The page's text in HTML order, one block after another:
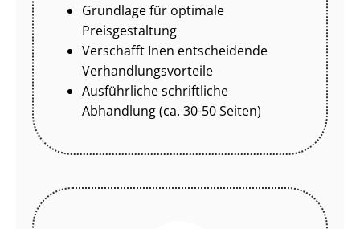
Grundlage für optimale
Preisgestaltung
Verschafft Inen entscheidende
Ver­hand­lungs­vor­tei­le
Ausführliche schriftliche
Abhandlung (ca. 30-50 Seiten)